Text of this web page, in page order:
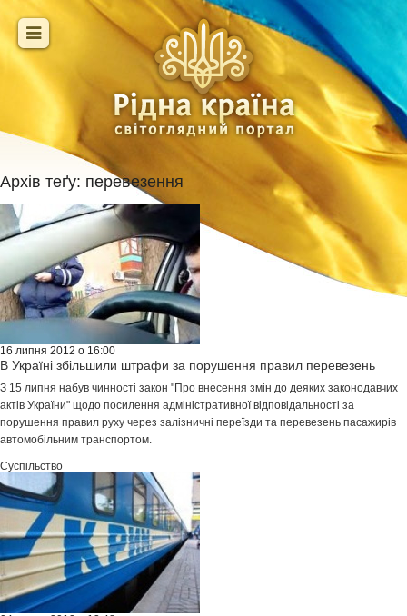
Архів теґу: перевезення
16 липня 2012 о 16:00
В Україні збільшили штрафи за порушення правил перевезень
З 15 липня набув чинності закон "Про внесення змін до деяких законодавчих
актів України" щодо посилення адміністративної відповідальності за
порушення правил руху через залізничні переїзди та перевезень пасажирів
автомобільним транспортом.
Суспільство